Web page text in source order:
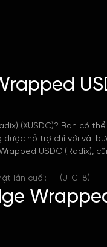
(XUSDC)? Bạn có
hỗ trợ chỉ với vài
USDC (Radix),
lần cuối: -- (UTC+8)